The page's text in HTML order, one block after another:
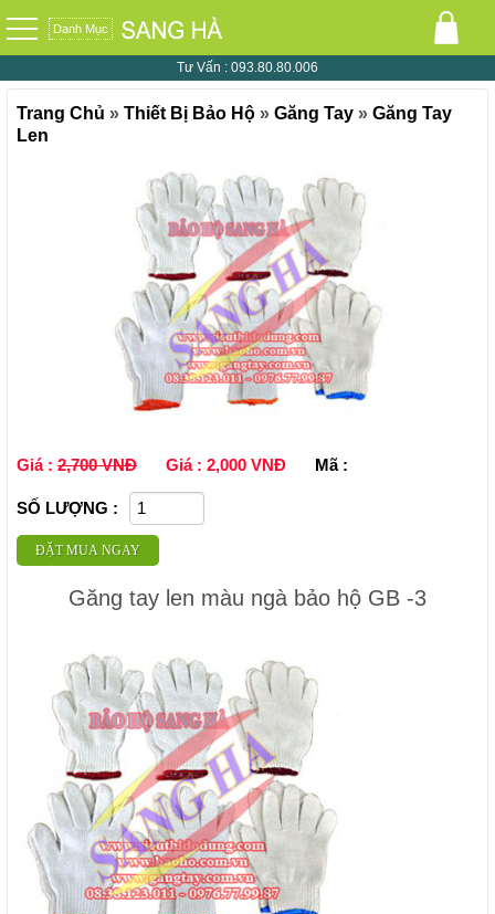
Danh Mục
Tư Vấn : 093.80.80.006
Trang Chủ » Thiết Bị Bảo Hộ » Găng Tay » Găng Tay
Len
Giá : 2,700 VNĐ Giá : 2,000 VNĐ Mã :
SỐ LƯỢNG :
ĐẶT MUA NGAY
Găng tay len màu ngà bảo hộ GB -3